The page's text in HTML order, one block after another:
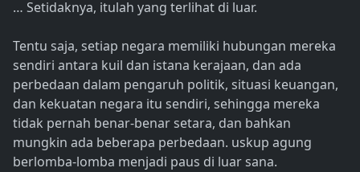
… Setidaknya, itulah yang terlihat di luar.
Tentu saja, setiap negara memiliki hubungan mereka
sendiri antara kuil dan istana kerajaan, dan ada
perbedaan dalam pengaruh politik, situasi keuangan,
dan kekuatan negara itu sendiri, sehingga mereka
tidak pernah benar-benar setara, dan bahkan
mungkin ada beberapa perbedaan. uskup agung
berlomba-lomba menjadi paus di luar sana.